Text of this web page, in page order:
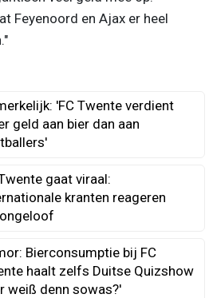
Feyenoord en Ajax er heel
'FC Twente verdient
geld aan bier dan aan
gaat viraal:
kranten reageren
Bierconsumptie bij FC
haalt zelfs Duitse Quizshow
weiß denn sowas?'